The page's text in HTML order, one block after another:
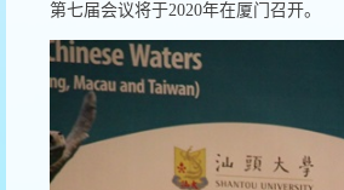
第七届会议将于2020年在厦门召开。